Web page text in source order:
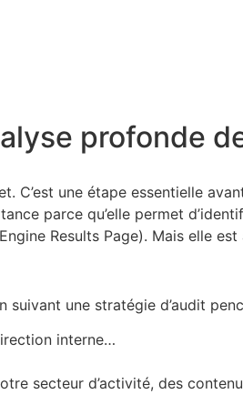
profonde
C’est une étape essentielle
parce qu’elle permet
Results Page). Mais elle
une stratégie d’audit
interne…
secteur d’activité, des